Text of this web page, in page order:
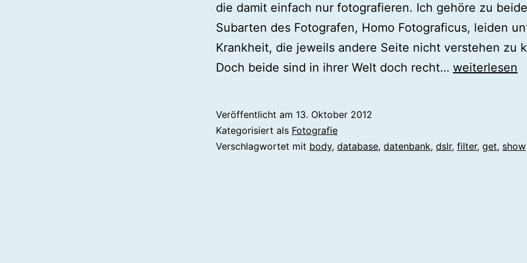
die damit einfach nur fotografieren. Ich gehöre zu
Subarten des Fotografen, Homo Fotograficus, leiden
Krankheit, die jeweils andere Seite nicht verstehen zu
Doch beide sind in ihrer Welt doch recht… Die
dslr-
weiterlesen
Veröffentlicht am 13. Oktober 2012
Kategorisiert als Fotografie
Verschlagwortet mit body, database, datenbank, dslr, filter, get, show